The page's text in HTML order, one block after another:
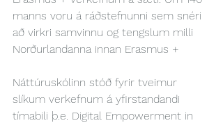
manns voru á ráðstefnunni sem snéri
að virkri samvinnu og tengslum milli
Norðurlandanna innan Erasmus +
Náttúruskólinn stóð fyrir tveimur
slíkum verkefnum á yfirstandandi
tímabili þ.e. Digital Empowerment in